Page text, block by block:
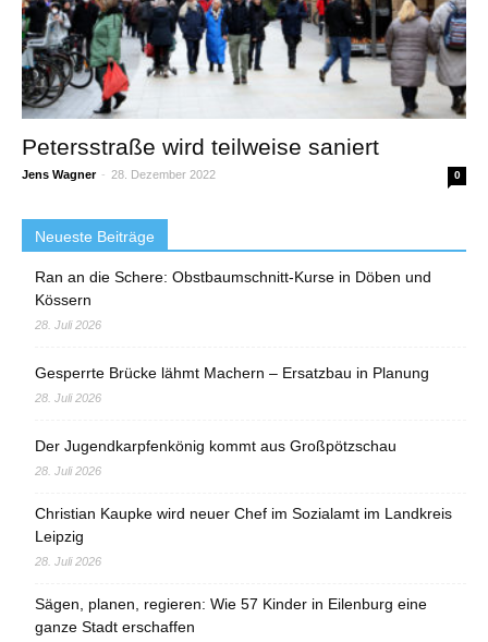
Petersstraße wird teilweise saniert
Jens Wagner - 28. Dezember 2022 0
Neueste Beiträge
Ran an die Schere: Obstbaumschnitt-Kurse in Döben und
Kössern
28. Juli 2026
Gesperrte Brücke lähmt Machern – Ersatzbau in Planung
28. Juli 2026
Der Jugendkarpfenkönig kommt aus Großpötzschau
28. Juli 2026
Christian Kaupke wird neuer Chef im Sozialamt im Landkreis
Leipzig
28. Juli 2026
Sägen, planen, regieren: Wie 57 Kinder in Eilenburg eine
ganze Stadt erschaffen